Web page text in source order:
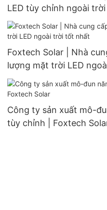
LED tùy chỉnh ngoài
Foxtech Solar | Nhà
lượng mặt trời LED
Công ty sản xuất mô-
tùy chỉnh | Foxtech